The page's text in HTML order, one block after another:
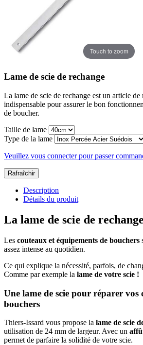
Touch to zoom
Lame de scie de rechange
La lame de scie de rechange est un article de
indispensable pour assurer le bon
de boucher.
Taille de lame
Type de la lame
Veuillez vous connecter pour passer
Description
Détails du produit
La lame de scie de rechange
Les couteaux et équipements de bouchers
assez intense au quotidien.
Ce qui explique la nécessité, parfois, de
Comme par exemple la lame de votre scie !
Une lame de scie pour réparer vos
bouchers
Thiers-Issard vous propose la lame de scie
utilisation de 24 mm de largeur. Avec un
permet de parfaire la solidité de votre scie.